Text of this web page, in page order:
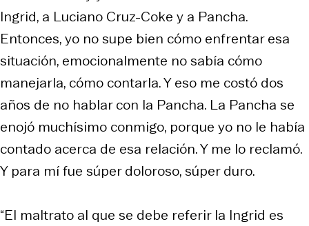
Ingrid, a Luciano Cruz-Coke y a Pancha.
Entonces, yo no supe bien cómo enfrentar esa
situación, emocionalmente no sabía cómo
manejarla, cómo contarla. Y eso me costó dos
años de no hablar con la Pancha. La Pancha se
enojó muchísimo conmigo, porque yo no le había
contado acerca de esa relación. Y me lo reclamó.
Y para mí fue súper doloroso, súper duro.
“El maltrato al que se debe referir la Ingrid es